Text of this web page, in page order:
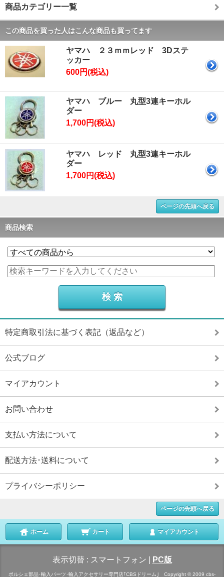
商品カテゴリー一覧
この商品を買った人はこんな商品も買ってます
ヤマハ ２３ｍｍレッド 3Dステ
ッカー
600円(税込)
ヤマハ ブルー 丸型3連キーホル
ダー
1,700円(税込)
ヤマハ レッド 丸型3連キーホル
ダー
1,700円(税込)
ページの先頭へ戻る
商品検索
特定商取引法に基づく表記（返品など）
公式ブログ
マイアカウント
お問い合わせ
支払い方法について
配送方法･送料について
プライバシーポリシー
ページの先頭へ戻る
ホーム カート マイアカウント
表示切替 : スマートフォン PC版
ポルシェ部品･輸入パーツ･輸入アクセサリー専門店｢CBSドリーム｣ Copyright © 2009 cbs-